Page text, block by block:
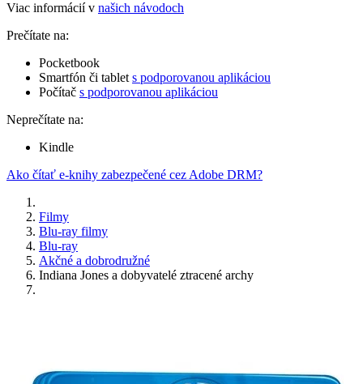
Viac informácií v našich návodoch
Prečítate na:
Pocketbook
Smartfón či tablet s podporovanou aplikáciou
Počítač s podporovanou aplikáciou
Neprečítate na:
Kindle
Ako čítať e-knihy zabezpečené cez Adobe DRM?
Filmy
Blu-ray filmy
Blu-ray
Akčné a dobrodružné
Indiana Jones a dobyvatelé ztracené archy